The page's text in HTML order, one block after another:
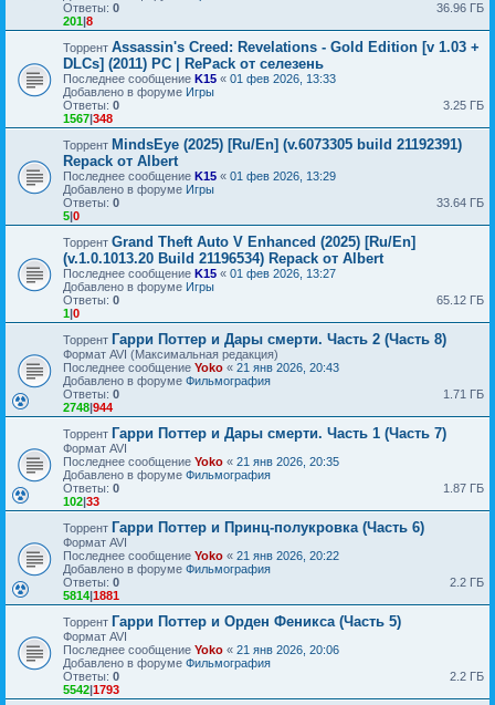
Ответы: 0
201|8
36.96 ГБ
Торрент Assassin's Creed: Revelations - Gold Edition [v 1.03 +
DLCs] (2011) PC | RePack от селезень
Последнее сообщение K15 « 01 фев 2026, 13:33
Добавлено в форуме Игры
Ответы: 0
1567|348
3.25 ГБ
Торрент MindsEye (2025) [Ru/En] (v.6073305 build 21192391)
Repack от Albert
Последнее сообщение K15 « 01 фев 2026, 13:29
Добавлено в форуме Игры
Ответы: 0
5|0
33.64 ГБ
Торрент Grand Theft Auto V Enhanced (2025) [Ru/En]
(v.1.0.1013.20 Build 21196534) Repack от Albert
Последнее сообщение K15 « 01 фев 2026, 13:27
Добавлено в форуме Игры
Ответы: 0
1|0
65.12 ГБ
Торрент Гарри Поттер и Дары смерти. Часть 2 (Часть 8)
Формат AVI (Максимальная редакция)
Последнее сообщение Yoko « 21 янв 2026, 20:43
Добавлено в форуме Фильмография
Ответы: 0
2748|944
1.71 ГБ
Торрент Гарри Поттер и Дары смерти. Часть 1 (Часть 7)
Формат AVI
Последнее сообщение Yoko « 21 янв 2026, 20:35
Добавлено в форуме Фильмография
Ответы: 0
102|33
1.87 ГБ
Торрент Гарри Поттер и Принц-полукровка (Часть 6)
Формат AVI
Последнее сообщение Yoko « 21 янв 2026, 20:22
Добавлено в форуме Фильмография
Ответы: 0
5814|1881
2.2 ГБ
Торрент Гарри Поттер и Орден Феникса (Часть 5)
Формат AVI
Последнее сообщение Yoko « 21 янв 2026, 20:06
Добавлено в форуме Фильмография
Ответы: 0
5542|1793
2.2 ГБ